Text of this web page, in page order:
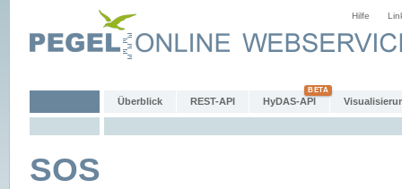
Hilfe
Überblick REST-API HyDAS-API
SOS